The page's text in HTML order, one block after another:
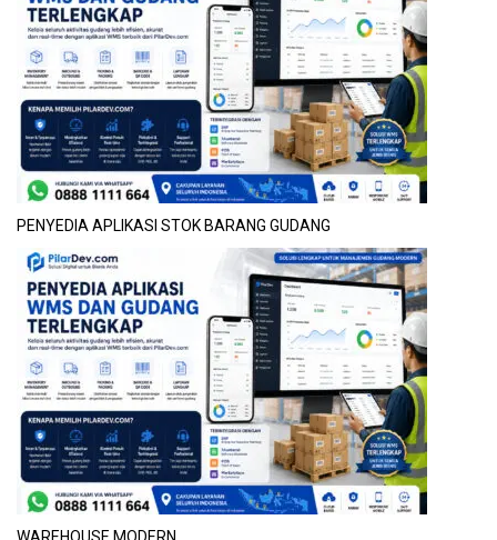
PENYEDIA APLIKASI STOK BARANG GUDANG
WAREHOUSE MODERN